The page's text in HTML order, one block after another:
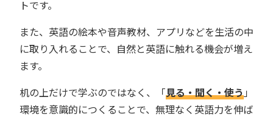
トです。
また、英語の絵本や音声教材、アプリなどを生活の中
に取り入れることで、自然と英語に触れる機会が増え
ます。
机の上だけで学ぶのではなく、「見る・聞く・使う」
環境を意識的につくることで、無理なく英語力を伸ば